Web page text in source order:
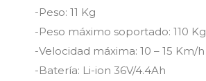
-Peso: 11 Kg
-Peso máximo soportado: 110 Kg
-Velocidad máxima: 10 – 15 Km/h
-Batería: Li-ion 36V/4.4Ah